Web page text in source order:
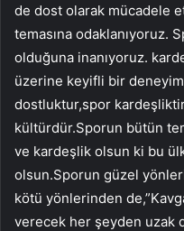
de dost olarak mücadele
temasına odaklanıyoruz.
olduğuna inanıyoruz.
üzerine keyifli bir
dostluktur,spor
kültürdür.Sporun bütün
ve kardeşlik olsun ki bu
olsun.Sporun güzel
kötü yönlerinden
verecek her şeyden uzak